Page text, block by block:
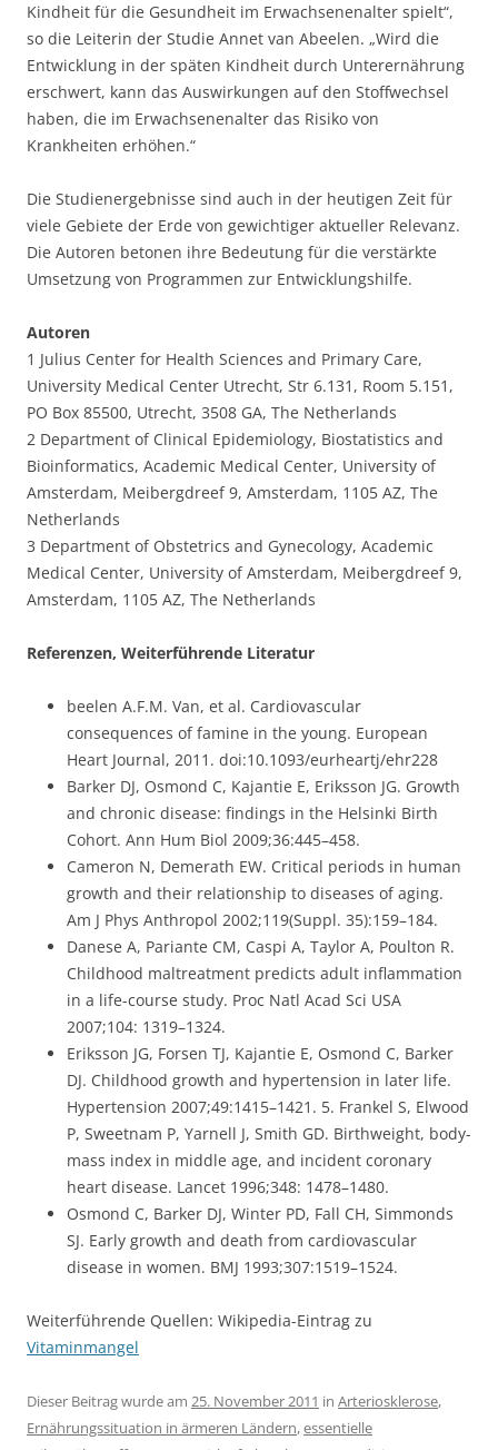
Kindheit für die Gesundheit im Erwachsenenalter spielt“,
so die Leiterin der Studie Annet van Abeelen. „Wird die
Entwicklung in der späten Kindheit durch Unterernährung
erschwert, kann das Auswirkungen auf den Stoffwechsel
haben, die im Erwachsenenalter das Risiko von
Krankheiten erhöhen.“
Die Studienergebnisse sind auch in der heutigen Zeit für
viele Gebiete der Erde von gewichtiger aktueller Relevanz.
Die Autoren betonen ihre Bedeutung für die verstärkte
Umsetzung von Programmen zur Entwicklungshilfe.
Autoren
1 Julius Center for Health Sciences and Primary Care,
University Medical Center Utrecht, Str 6.131, Room 5.151,
PO Box 85500, Utrecht, 3508 GA, The Netherlands
2 Department of Clinical Epidemiology, Biostatistics and
Bioinformatics, Academic Medical Center, University of
Amsterdam, Meibergdreef 9, Amsterdam, 1105 AZ, The
Netherlands
3 Department of Obstetrics and Gynecology, Academic
Medical Center, University of Amsterdam, Meibergdreef 9,
Amsterdam, 1105 AZ, The Netherlands
Referenzen, Weiterführende Literatur
beelen A.F.M. Van, et al. Cardiovascular
consequences of famine in the young. European
Heart Journal, 2011. doi:10.1093/eurheartj/ehr228
Barker DJ, Osmond C, Kajantie E, Eriksson JG. Growth
and chronic disease: findings in the Helsinki Birth
Cohort. Ann Hum Biol 2009;36:445–458.
Cameron N, Demerath EW. Critical periods in human
growth and their relationship to diseases of aging.
Am J Phys Anthropol 2002;119(Suppl. 35):159–184.
Danese A, Pariante CM, Caspi A, Taylor A, Poulton R.
Childhood maltreatment predicts adult inflammation
in a life-course study. Proc Natl Acad Sci USA
2007;104: 1319–1324.
Eriksson JG, Forsen TJ, Kajantie E, Osmond C, Barker
DJ. Childhood growth and hypertension in later life.
Hypertension 2007;49:1415–1421. 5. Frankel S, Elwood
P, Sweetnam P, Yarnell J, Smith GD. Birthweight, body-
mass index in middle age, and incident coronary
heart disease. Lancet 1996;348: 1478–1480.
Osmond C, Barker DJ, Winter PD, Fall CH, Simmonds
SJ. Early growth and death from cardiovascular
disease in women. BMJ 1993;307:1519–1524.
Weiterführende Quellen: Wikipedia-Eintrag zu
Vitaminmangel
Dieser Beitrag wurde am 25. November 2011 in Arteriosklerose,
Ernährungssituation in ärmeren Ländern,essentielle